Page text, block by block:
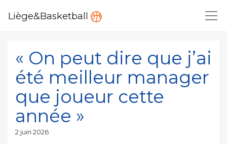
Liège&Basketball
« On peut dire que j’ai
été meilleur manager
que joueur cette
année »
Publié
2 juin 2026